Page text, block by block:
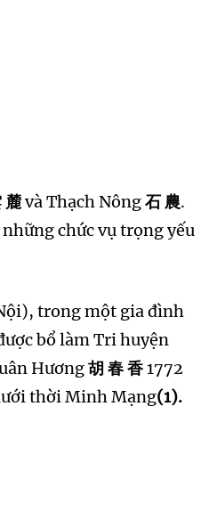
麓và Thạch Nông石 農.
chức vụ trọng yếu
trong một gia đình
bổ làm Tri huyện
Hương胡 春 香1772
thời Minh Mạng(1).